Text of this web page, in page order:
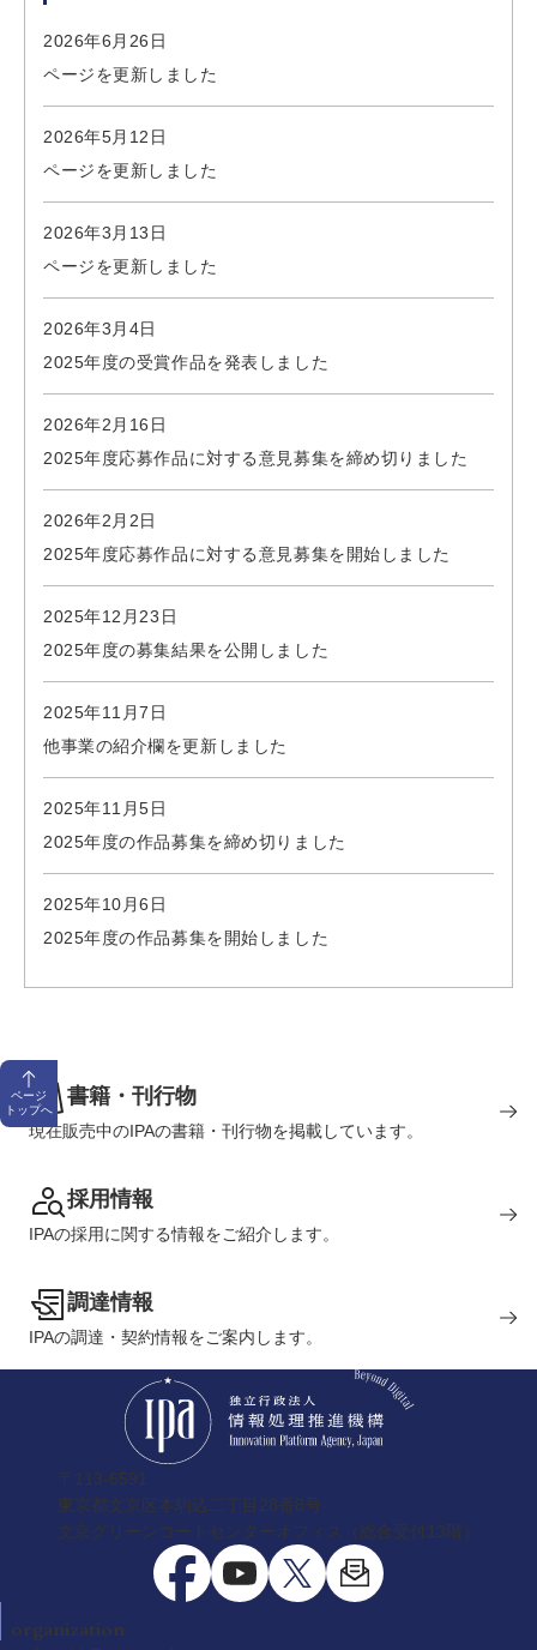
2026年6月26日
ページを更新しました
2026年5月12日
ページを更新しました
2026年3月13日
ページを更新しました
2026年3月4日
2025年度の受賞作品を発表しました
2026年2月16日
2025年度応募作品に対する意見募集を締め切りました
2026年2月2日
2025年度応募作品に対する意見募集を開始しました
2025年12月23日
2025年度の募集結果を公開しました
2025年11月7日
他事業の紹介欄を更新しました
2025年11月5日
2025年度の作品募集を締め切りました
2025年10月6日
2025年度の作品募集を開始しました
ページ
トップへ
書籍・刊行物
現在販売中のIPAの書籍・刊行物を掲載しています。
採用情報
IPAの採用に関する情報をご紹介します。
調達情報
IPAの調達・契約情報をご案内します。
〒113-6591
東京都文京区本駒込二丁目28番8号
文京グリーンコートセンターオフィス（総合受付13階）
organization